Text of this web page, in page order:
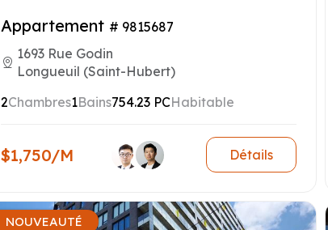
Appartement # 9815687
1693 Rue Godin
Longueuil (Saint-Hubert)
2Chambres1Bains754.23 PCHabitable
$1,750/M Détails
NOUVEAUTÉ